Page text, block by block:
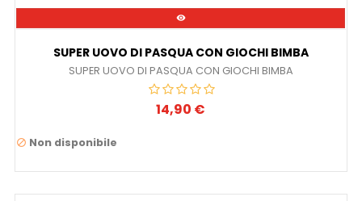

SUPER UOVO DI PASQUA CON GIOCHI BIMBA
SUPER UOVO DI PASQUA CON GIOCHI BIMBA
Prezzo
14,90 €
 Non disponibile